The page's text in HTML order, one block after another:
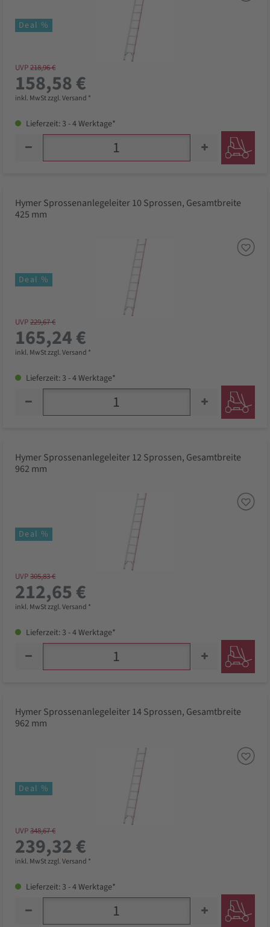
Deal %
UVP218,96 €
158,58 €
inkl. MwSt zzgl. Versand *
Lieferzeit: 3 - 4 Werktage*
Hymer Sprossenanlegeleiter 10 Sprossen, Gesamtbreite
425 mm
Deal %
UVP229,67 €
165,24 €
inkl. MwSt zzgl. Versand *
Lieferzeit: 3 - 4 Werktage*
Hymer Sprossenanlegeleiter 12 Sprossen, Gesamtbreite
962 mm
Deal %
UVP305,83 €
212,65 €
inkl. MwSt zzgl. Versand *
Lieferzeit: 3 - 4 Werktage*
Hymer Sprossenanlegeleiter 14 Sprossen, Gesamtbreite
962 mm
Deal %
UVP348,67 €
239,32 €
inkl. MwSt zzgl. Versand *
Lieferzeit: 3 - 4 Werktage*